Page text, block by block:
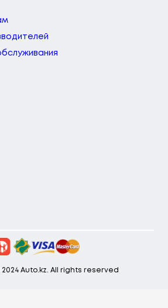
Auto.kz. All rights reserved